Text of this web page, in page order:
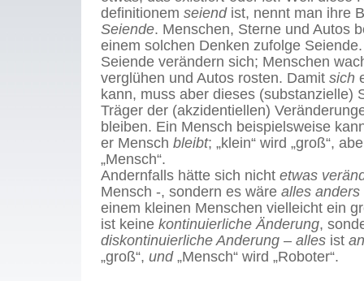
definitionem seiendist, nennt man ihre
Seiende. Menschen, Sterne und Autos
einem solchen Denken zufolge Seiende.
Seiende verändern sich; Menschen
verglühen und Autos rosten. Damit sich
kann, muss aber dieses (substanzielle)
Träger der (akzidentiellen)
bleiben. Ein Mensch beispielsweise
er Mensch bleibt; „klein“ wird „groß“,
„Mensch“.
Andernfalls hätte sich nicht etwas
Mensch -, sondern es wäre alles anders
einem kleinen Menschen vielleicht ein
ist keine kontinuierliche Änderung,
diskontinuierliche Anderung – alles ist
„groß“, und„Mensch“ wird „Roboter“.